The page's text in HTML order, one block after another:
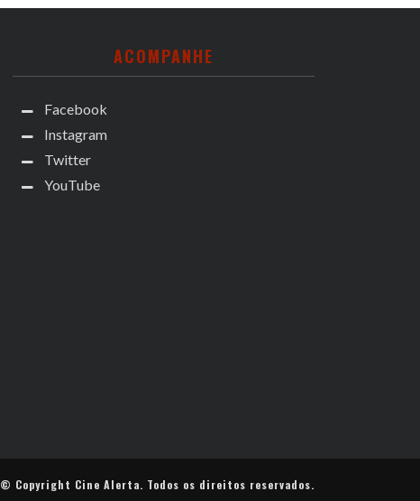
ACOMPANHE
Facebook
Instagram
Twitter
YouTube
© Copyright Cine Alerta. Todos os direitos reservados.